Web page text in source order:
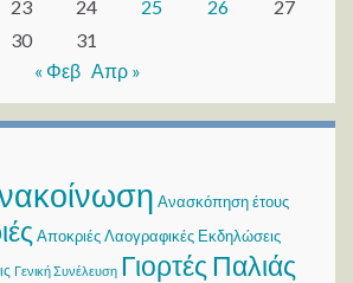
23 24 25 26
27
30
31
« Φεβ Απρ »
Ανασκόπηση έτους
Αποκριές Λαογραφικές Εκδηλώσεις
Γενική Συνέλευση Γιορτές Παλιάς